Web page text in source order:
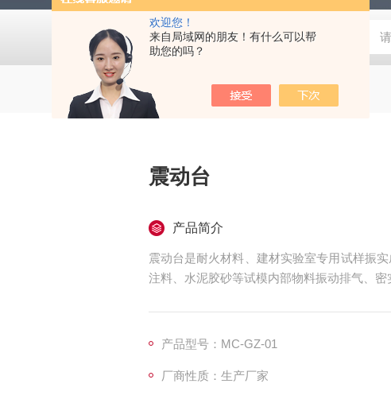
欢迎您！
来自局域网的朋友！有什么可以帮
助您的吗？
震动台
产品简介
震动台是耐火材料、建材实验室专用试样振
注料、水泥胶砂等试模内部物料振动排气、密
产品型号：MC-GZ-01
厂商性质：生产厂家